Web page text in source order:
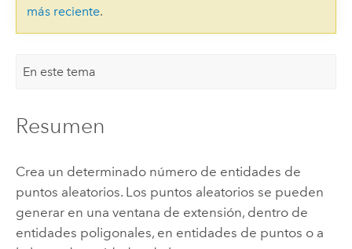
más reciente.
En este tema
Resumen
Crea un determinado número de entidades de
puntos aleatorios. Los puntos aleatorios se pueden
generar en una ventana de extensión, dentro de
entidades poligonales, en entidades de puntos o a